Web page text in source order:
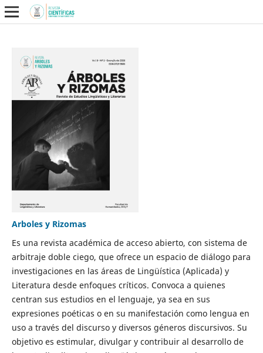
Arboles y Rizomas
Es una revista académica de acceso abierto, con sistema de
arbitraje doble ciego, que ofrece un espacio de diálogo para
investigaciones en las áreas de Lingüística (Aplicada) y
Literatura desde enfoques críticos. Convoca a quienes
centran sus estudios en el lenguaje, ya sea en sus
expresiones poéticas o en su manifestación como lengua en
uso a través del discurso y diversos géneros discursivos. Su
objetivo es estimular, divulgar y contribuir al desarrollo de